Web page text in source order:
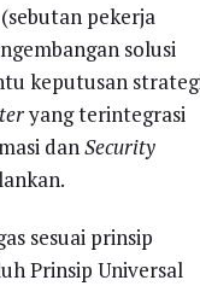
pekerja
solusi
keputusan
yang terintegrasi
danSecurity
sesuai prinsip
Prinsip Universal